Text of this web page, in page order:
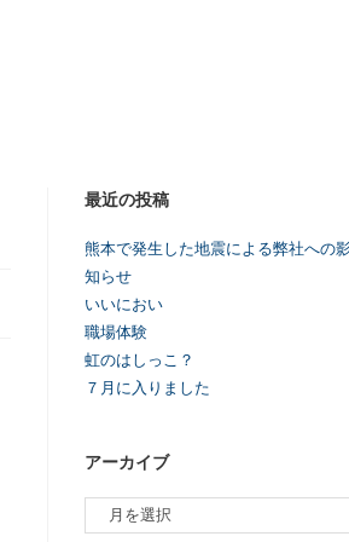
最近の投稿
熊本で発生した地震による弊社への
知らせ
いいにおい
職場体験
虹のはしっこ？
７月に入りました
アーカイブ